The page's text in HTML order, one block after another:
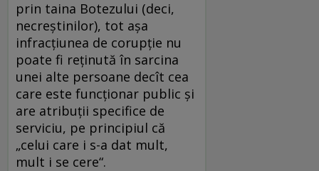
prin taina Botezului (deci,
necreștinilor), tot așa
infracțiunea de corupție nu
poate fi reținută în sarcina
unei alte persoane decît cea
care este funcționar public și
are atribuții specifice de
serviciu, pe principiul că
„celui care i s-a dat mult,
mult i se cere“.